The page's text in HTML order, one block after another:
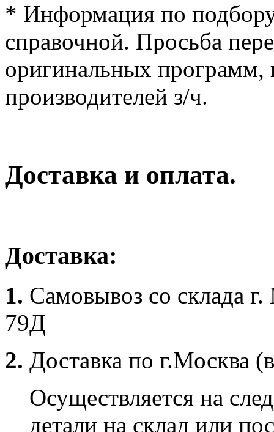
* Информация по подбору
справочной. Просьба
оригинальных программ,
производителей з/ч.
Доставка и оплата.
Доставка:
1. Самовывоз со склада
79Д
2. Доставка по г.Москва
Осуществляется на
детали на склад или